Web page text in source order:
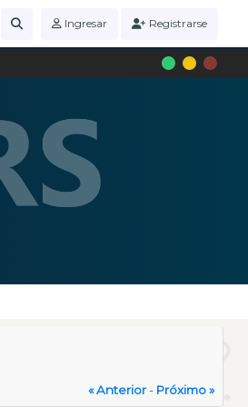
Ingresar Registrarse
« Anterior- Próximo »